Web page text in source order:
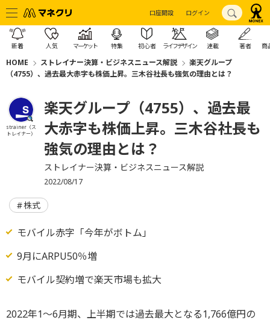
口座開設 ログイン
新着 人気 マーケット 特集 初心者 ライフデザイン 連載 著者 商
HOME ストレイナー決算・ビジネスニュース解説
楽天グループ
（4755）、過去最大赤字も株価上昇。三木谷社長も強気の理由とは？
strainer（ス
トレイナー）
楽天グループ（4755）、過去最
大赤字も株価上昇。三木谷社長も
強気の理由とは？
ストレイナー決算・ビジネスニュース解説
2022/08/17
株式
モバイル赤字「今年がボトム」
9月にARPU50％増
モバイル契約増で楽天市場も拡大
2022年1〜6月期、上半期では過去最大となる1,766億円の